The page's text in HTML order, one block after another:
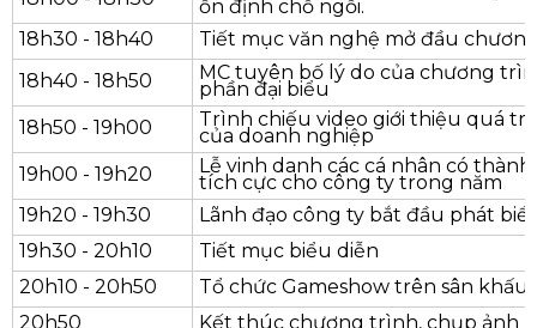
18h00 - 18h30 Đón tiếp các thành viên. Hướng
ổn định chỗ ngồi.
18h30 - 18h40
Tiết mục văn nghệ mở đầu
18h40 - 18h50
MC tuyên bố lý do của chương
phần đại biểu
18h50 - 19h00
Trình chiếu video giới thiệu quá
của doanh nghiệp
19h00 - 19h20
Lễ vinh danh các cá nhân có
tích cực cho công ty trong năm
19h20 - 19h30
Lãnh đạo công ty bắt đầu phát
19h30 - 20h10
Tiết mục biểu diễn
20h10 - 20h50
Tổ chức Gameshow trên sân khấu